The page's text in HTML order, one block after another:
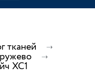
тканей
ХС1